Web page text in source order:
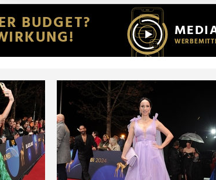
Website an unsere Partner für soziale Medien,
möglicherweise mit weiteren Daten zusammen, die
der Dienste gesammelt haben.